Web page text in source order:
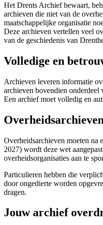
Het Drents Archief bewaart,
archieven die niet van de
maatschappelijke organisatie
Deze archieven vertellen veel
van de geschiedenis van
Volledige en
Archieven leveren informatie
archieven bovendien onderdeel
Een archief moet volledig en
Overheidsarchieven moeten na
2027) wordt deze wet
overheidsorganisaties aan te
Particulieren hebben die
door ongedierte worden
dragen.
Jouw archief